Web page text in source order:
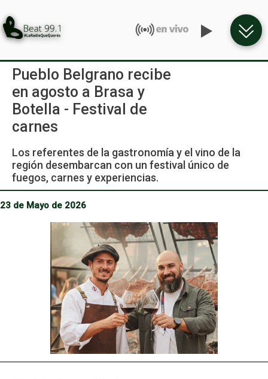
Pueblo Belgrano recibe
en agosto a Brasa y
Botella - Festival de
carnes
Los referentes de la gastronomía y el vino de la
región desembarcan con un festival único de
fuegos, carnes y experiencias.
23 de Mayo de 2026